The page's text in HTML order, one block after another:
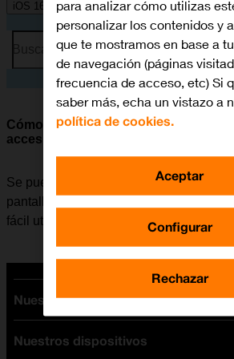
iOS 16.0
Busca por problema o tema
Cómo seleccionar los ajustes de las
accesibilidad
Se pueden seleccionar varios ajustes
pantalla, el sonido y la interacción de
fácil utilizar las funciones del móvil.
Nuestras tarifas
Tarifas Orange
Nuestros dispositivos
para analizar cómo utilizas
personalizar los contenidos y
que te mostramos en base a
de navegación (páginas
frecuencia de acceso, etc) Si
saber más, echa un vistazo a
política de cookies.
Configurar
Rechazar
Aceptar